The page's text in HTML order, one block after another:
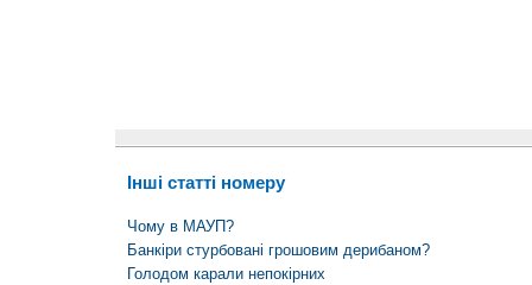
Інші статті номеру
Чому в МАУП?
Банкіри стурбовані грошовим дерибаном?
Голодом карали непокірних